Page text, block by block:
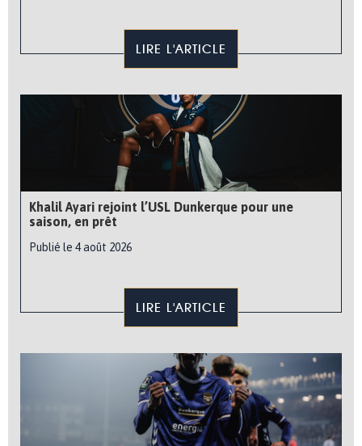
LIRE L'ARTICLE
Khalil Ayari rejoint l’USL Dunkerque pour une
saison, en prêt
Publié le 4 août 2026
LIRE L'ARTICLE